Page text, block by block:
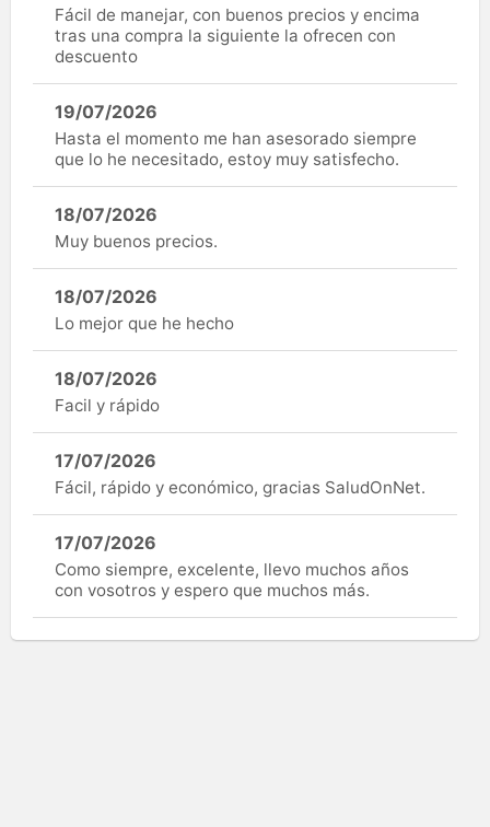
Fácil de manejar, con buenos precios y encima
tras una compra la siguiente la ofrecen con
descuento
19/07/2026
Hasta el momento me han asesorado siempre
que lo he necesitado, estoy muy satisfecho.
18/07/2026
Muy buenos precios.
18/07/2026
Lo mejor que he hecho
18/07/2026
Facil y rápido
17/07/2026
Fácil, rápido y económico, gracias SaludOnNet.
17/07/2026
Como siempre, excelente, llevo muchos años
con vosotros y espero que muchos más.